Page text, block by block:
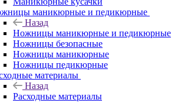
маникюрные и педикюрные
Назад
Ножницы маникюрные и педикюрные
Ножницы безопасные
Ножницы маникюрные
Ножницы педикюрные
материалы
Назад
Расходные материалы